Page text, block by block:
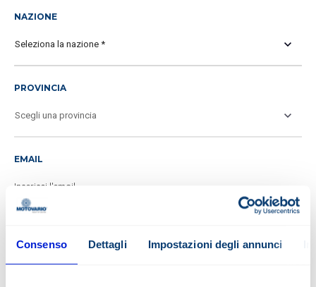
Consenso Dettagli Impostazioni degli annunci
NAZIONE
PROVINCIA
EMAIL